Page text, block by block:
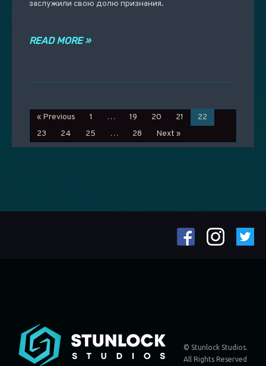
заслужили свою долю признания.
READ MORE »
« Previous 1 … 19 20 21
22
23
24 25 … 28 Next »
© Stunlock Studios.
All Rights Reserved